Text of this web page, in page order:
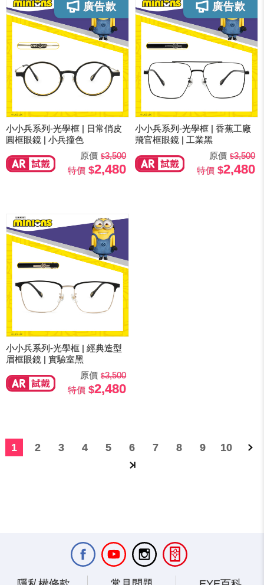
小小兵系列-光學框 | 日常俏皮
圓框眼鏡 | 小兵撞色
原價
3,500
特價
2,480
小小兵系列-光學框 | 香蕉工廠
飛官框眼鏡 | 工業黑
原價
3,500
特價
2,480
小小兵系列-光學框 | 經典造型
眉框眼鏡 | 實驗室黑
原價
3,500
特價
2,480
1 2 3 4 5 6 7 8 9 10